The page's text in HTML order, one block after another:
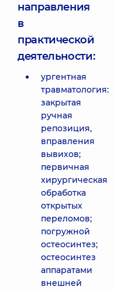
направления
в
практической
деятельности:
ургентная
травматология:
закрытая
ручная
репозиция,
вправления
вывихов;
первичная
хирургическая
обработка
открытых
переломов;
погружной
остеосинтез;
остеосинтез
аппаратами
внешней